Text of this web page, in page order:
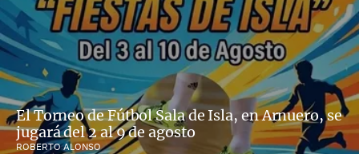
El Torneo de Fútbol Sala de Isla, en Arnuero, se
jugará del 2 al 9 de agosto
ROBERTO ALONSO